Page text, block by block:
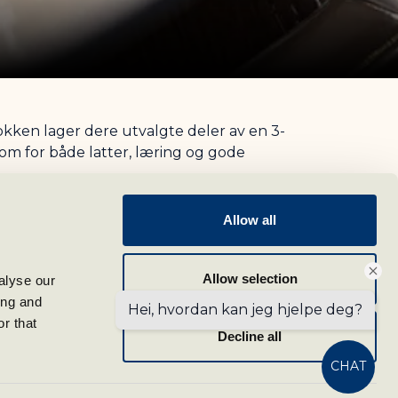
our
and
that
Allow all
Allow selection
Decline all
lager dere utvalgte deler av en 3-
for både latter, læring og gode
CHAT
Hei, hvordan kan jeg hjelpe deg?